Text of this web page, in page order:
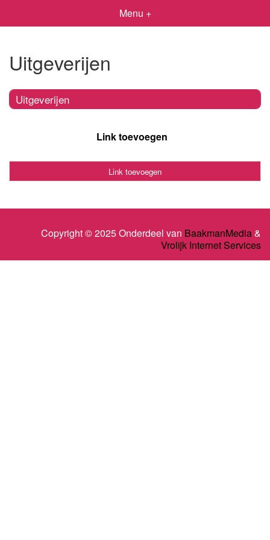
Menu +
Uitgeverijen
Uitgeverijen
Link toevoegen
Link toevoegen
Copyright © 2025 Onderdeel van BaakmanMedia&
Vrolijk Internet Services